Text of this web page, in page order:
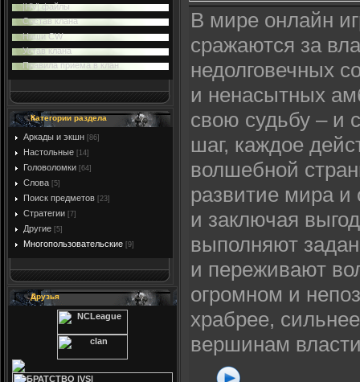
|HV| файлы
Cостав клана
Наши CW
Устав клана
Правила приема в клан
Категории раздела
Аркады и экшн [86]
Настольные [14]
Головоломки [64]
Слова [5]
Поиск предметов [23]
Стратегии [7]
Другие [5]
Многопользовательские [9]
Друзья
В мире онлайн
сражаются за
недолговечных
и ненасытных
свою судьбу – и
шаг, каждое
волшебной
развитие мира
и заключая
выполняют
и переживают
огромном и
храбрее,
вершинам